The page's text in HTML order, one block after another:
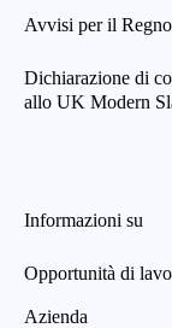
Avvisi per il
Dichiarazione di
allo UK Modern
Informazioni su
Opportunità di
Azienda